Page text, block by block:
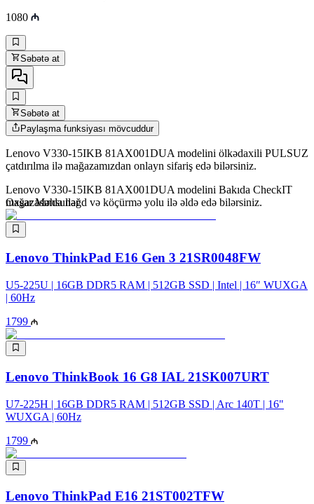
1080
Səbətə at
Səbətə at
Paylaşma funksiyası mövcuddur
Lenovo V330-15IKB 81AX001DUA modelini ölkədaxili PULSUZ
çatdırılma ilə mağazamızdan onlayn sifariş edə bilərsiniz.
Lenovo V330-15IKB 81AX001DUA modelini Bakıda CheckIT
mağazasında nəğd və köçürmə yolu ilə əldə edə bilərsiniz.
Oxşar Məhsullar
Lenovo ThinkPad E16 Gen 3 21SR0048FW
U5-225U | 16GB DDR5 RAM | 512GB SSD | Intel | 16″ WUXGA
| 60Hz
1799
Lenovo ThinkBook 16 G8 IAL 21SK007URT
U7-225H | 16GB DDR5 RAM | 512GB SSD | Arc 140T | 16"
WUXGA | 60Hz
1799
Lenovo ThinkPad E16 21ST002TFW